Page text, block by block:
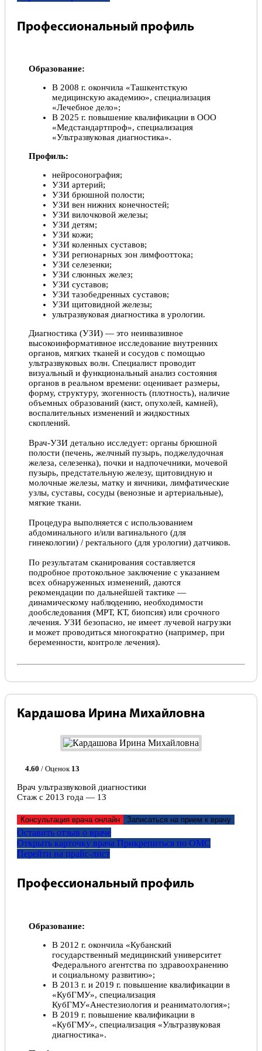
грамотный специалист, и ещё, что очень важно-
Отлично!
Благодарю Романа Араевича за очень внимательное
отношение. Полностью развеял мои опасения,
подробно все объяснил и рассказал что делать когда
случаются приступы. Минимум лекарств, максимум
Юлия, 16.04.2022
Отлично!
Очень внимательный, доброжелательное отношение,
преданный своему делу, грамотный специалист.
Светлана Юрьевна Белинская, 04.03.2022
Отлично!
Записался на приём к врачу,остался довольным, всё
хорошо объяснил назначил эффективное лечение,
всем рекомендую. Врач очень компетентный
Давид, 12.07.2020
Профессиональный профиль
Образование:
В 2008 г. окончила «Ташкентсткую
медицинскую академию», специализация
«Лечебное дело»;
В 2025 г. повышение квалификации в ООО
«Медстандартпроф», специализация
«Ультразвуковая диагностика».
Профиль:
нейросонография;
УЗИ артерий;
УЗИ брюшной полости;
УЗИ вен нижних конечностей;
УЗИ вилочковой железы;
УЗИ детям;
УЗИ кожи;
УЗИ коленных суставов;
УЗИ регионарных зон лимфооттока;
УЗИ селезенки;
УЗИ слюнных желез;
УЗИ суставов;
УЗИ тазобедренных суставов;
УЗИ щитовидной железы;
ультразвуковая диагностика в урологии.
Диагностика (УЗИ) — это неинвазивное
высокоинформативное исследование внутренних
органов, мягких тканей и сосудов с помощью
ультразвуковых волн. Специалист проводит
визуальный и функциональный анализ состояния
органов в реальном времени: оценивает размеры,
форму, структуру, эхогенность (плотность), наличие
объемных образований (кист, опухолей, камней),
воспалительных изменений и жидкостных
скоплений.
Врач-УЗИ детально исследует: органы брюшной
полости (печень, желчный пузырь, поджелудочная
железа, селезенка), почки и надпочечники, мочевой
пузырь, предстательную железу, щитовидную и
молочные железы, матку и яичники, лимфатические
узлы, суставы, сосуды (венозные и артериальные),
мягкие ткани.
Процедура выполняется с использованием
абдоминального и/или вагинального (для
гинекологии) / ректального (для урологии) датчиков.
По результатам сканирования составляется
подробное протокольное заключение с указанием
всех обнаруженных изменений, даются
рекомендации по дальнейшей тактике —
динамическому наблюдению, необходимости
дообследования (МРТ, КТ, биопсия) или срочного
лечения. УЗИ безопасно, не имеет лучевой нагрузки
и может проводиться многократно (например, при
беременности, контроле лечения).
Кардашова Ирина Михайловна
4.60 / Оценок 13
Врач ультразвуковой диагностики
Стаж с 2013 года — 13
Консультация врача онлайн Записаться на прием к врачу
Оставить отзыв о враче
Открыть карточку врача Прикрепитьcя по ОМС
Перейти на прайс-лист
Профессиональный профиль
Образование:
В 2012 г. окончила «Кубанский
государственный медицинский университет
Федерального агентства по здравоохранению
и социальному развитию»;
В 2013 г. и 2019 г. повышение квалификации в
«КубГМУ», специализация
КубГМУ«Анестезиология и реаниматология»;
В 2019 г. повышение квалификации в
«КубГМУ», специализация «Ультразвуковая
диагностика».